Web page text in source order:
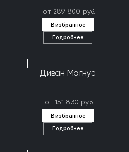
от 289 800 руб.
В избранное
Подробнее
Диван Магнус
от 151 830 руб.
В избранное
Подробнее